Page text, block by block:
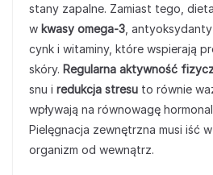
stany zapalne. Zamiast tego,
w kwasy omega-3 ,
cynk i witaminy, które wspierają
skóry. Regularna aktywność
snu i redukcja stresu to równie
wpływają na równowagę
Pielęgnacja zewnętrzna musi iść
organizm od wewnątrz.